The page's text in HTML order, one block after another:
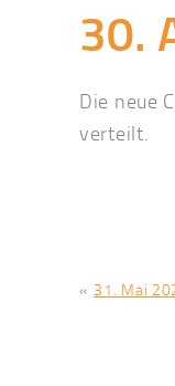
30.
Die neue
verteilt.
« 31. Mai